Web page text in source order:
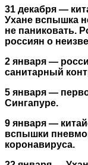
31 декабря —
Ухане вспышка
не паниковать.
россиян о
2 января —
санитарный
5 января —
Сингапуре.
9 января —
вспышки
коронавируса.